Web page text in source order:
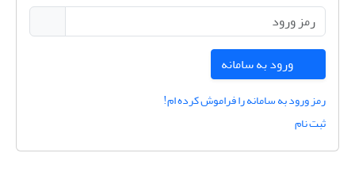
ورود به سامانه
رمز ورود به سامانه را فراموش کرده ام!
ثبت نام